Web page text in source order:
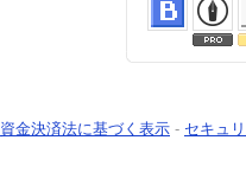
資金決済法に基づく表示 - セキュ